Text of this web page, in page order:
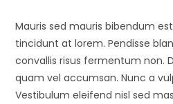
Mauris sed mauris bibendum
tincidunt at lorem. Pendisse
convallis risus fermentum non.
quam vel accumsan. Nunc a
Vestibulum eleifend nisl sed